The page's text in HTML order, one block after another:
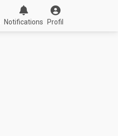
Notifications Profil